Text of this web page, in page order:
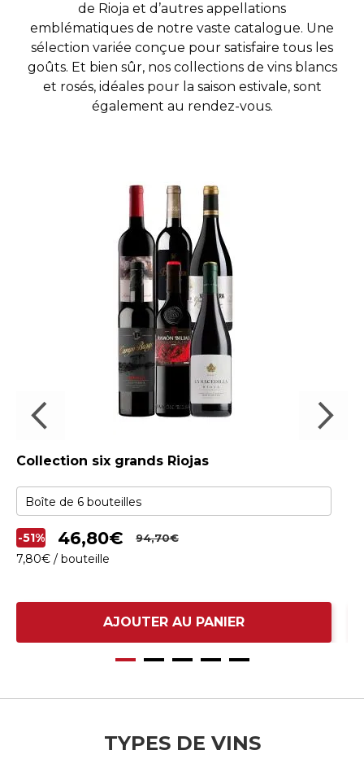
de Rioja et d’autres appellations
emblématiques de notre vaste catalogue. Une
sélection variée conçue pour satisfaire tous les
goûts. Et bien sûr, nos collections de vins blancs
et rosés, idéales pour la saison estivale, sont
également au rendez-vous.
Collection six grands Riojas
-51% 94,70€
46,80€
7,80€ / bouteille
AJOUTER AU PANIER
TYPES DE VINS